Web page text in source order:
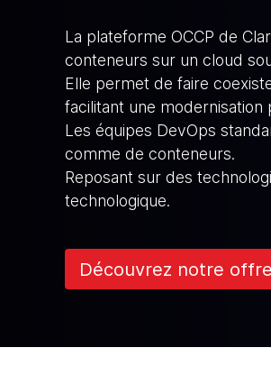
La plateforme OCCP de
conteneurs sur un cloud
Elle permet de faire
facilitant une modernisation
Les équipes DevOps
comme de conteneurs.
Reposant sur des
technologique.
Découvrez notre